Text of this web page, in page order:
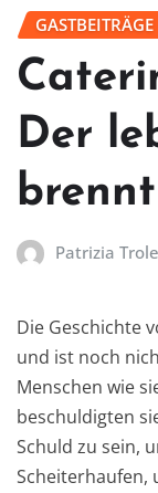
GASTBEITRÄGE
Der
Patrizia
Die Geschichte
und ist noch
Menschen wie
beschuldigten
Schuld zu sein,
Scheiterhaufen,